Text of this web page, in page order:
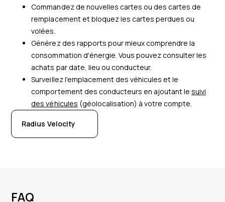
Commandez de nouvelles cartes ou des cartes de
remplacement et bloquez les cartes perdues ou
volées.
Générez des rapports pour mieux comprendre la
consommation d'énergie. Vous pouvez consulter les
achats par date, lieu ou conducteur.
Surveillez l'emplacement des véhicules et le
comportement des conducteurs en ajoutant lesuivi
des véhicules (géolocalisation) à votre compte.
Radius Velocity
FAQ